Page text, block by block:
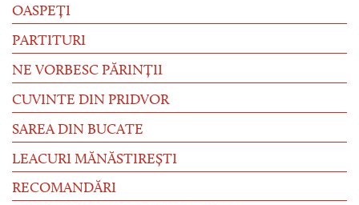
OASPEȚI
PARTITURI
NE VORBESC PĂRINȚII
CUVINTE DIN PRIDVOR
SAREA DIN BUCATE
LEACURI MĂNĂSTIREȘTI
RECOMANDĂRI